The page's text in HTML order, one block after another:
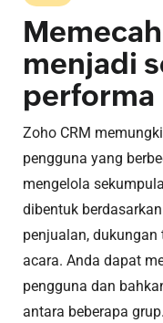
menjadi
performa
Zoho CRM
pengguna yang
mengelola
dibentuk
penjualan,
acara. Anda dapat
pengguna dan
antara beberapa grup.